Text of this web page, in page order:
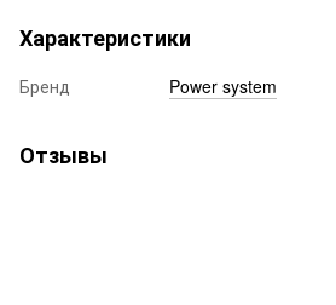
Характеристики
Бренд Power system
Отзывы